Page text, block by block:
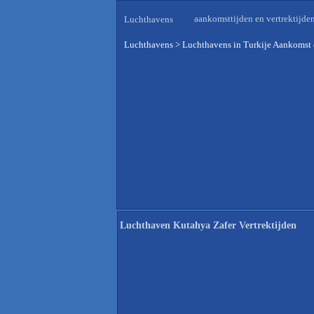
Luchthavens aankomsttijden en vertrektijden
Luchthavens > Luchthavens in Turkije Aankomst
Luchthaven Kutahya Zafer Vertrektijden